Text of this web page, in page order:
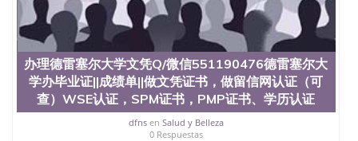
办理德雷塞尔大学文凭Q/微信551190476德雷塞尔大
学办毕业证||成绩单||做文凭证书，做留信网认证（可
查）WSE认证，SPM证书，PMP证书、学历认证
dfnsen Salud y Belleza
0 Respuestas